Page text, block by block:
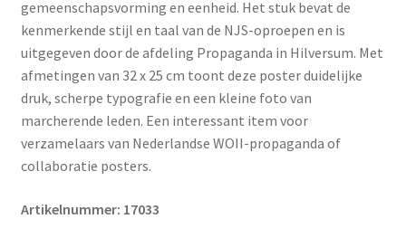
gemeenschapsvorming en eenheid. Het stuk bevat de
kenmerkende stijl en taal van de NJS-oproepen en is
uitgegeven door de afdeling Propaganda in Hilversum. Met
afmetingen van 32 x 25 cm toont deze poster duidelijke
druk, scherpe typografie en een kleine foto van
marcherende leden. Een interessant item voor
verzamelaars van Nederlandse WOII-propaganda of
collaboratie posters.
Artikelnummer: 17033